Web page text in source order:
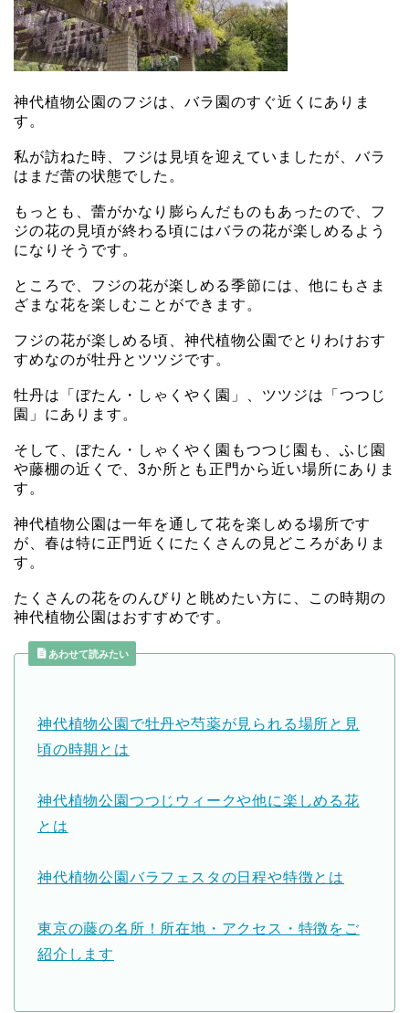
神代植物公園のフジは、バラ園のすぐ近くにありま
す。
私が訪ねた時、フジは見頃を迎えていましたが、バラ
はまだ蕾の状態でした。
もっとも、蕾がかなり膨らんだものもあったので、フ
ジの花の見頃が終わる頃にはバラの花が楽しめるよう
になりそうです。
ところで、フジの花が楽しめる季節には、他にもさま
ざまな花を楽しむことができます。
フジの花が楽しめる頃、神代植物公園でとりわけおす
すめなのが牡丹とツツジです。
牡丹は「ぼたん・しゃくやく園」、ツツジは「つつじ
園」にあります。
そして、ぼたん・しゃくやく園もつつじ園も、ふじ園
や藤棚の近くで、3か所とも正門から近い場所にありま
す。
神代植物公園は一年を通して花を楽しめる場所です
が、春は特に正門近くにたくさんの見どころがありま
す。
たくさんの花をのんびりと眺めたい方に、この時期の
神代植物公園はおすすめです。
あわせて読みたい
神代植物公園で牡丹や芍薬が見られる場所と見
頃の時期とは
神代植物公園つつじウィークや他に楽しめる花
とは
神代植物公園バラフェスタの日程や特徴とは
東京の藤の名所！所在地・アクセス・特徴をご
紹介します